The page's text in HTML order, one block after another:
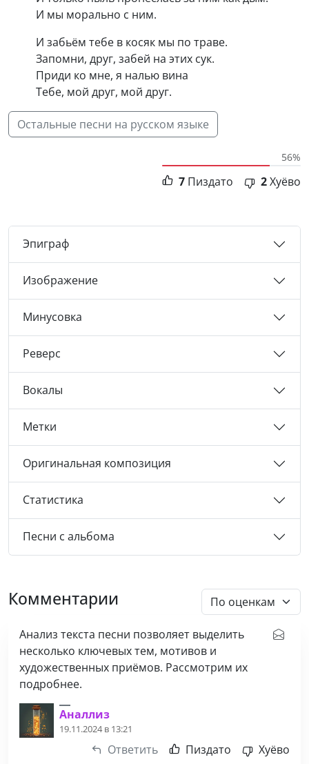
И мы морально с ним.
И забьём тебе в косяк мы по траве.
Запомни, друг, забей на этих сук.
Приди ко мне, я налью вина
Тебе, мой друг, мой друг.
Остальные песни на русском языке
56%
7 Пиздато 2Хуёво
Эпиграф
Изображение
Минусовка
Реверс
Вокалы
Метки
Оригинальная композиция
Статистика
Песни с альбома
Комментарии
Анализ текста песни позволяет выделить
несколько ключевых тем, мотивов и
художественных приёмов. Рассмотрим их
подробнее.
Аналлиз
19.11.2024 в 13:21
Ответить Пиздато Хуёво